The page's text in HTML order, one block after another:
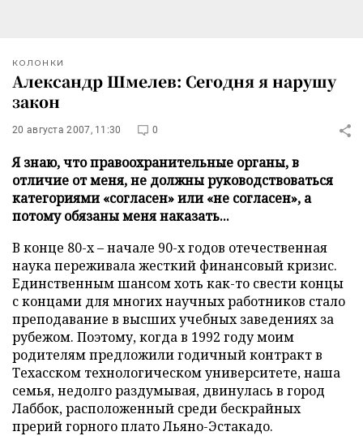
КОЛОНКИ
Александр Шмелев: Сегодня я нарушу
закон
20 августа 2007, 11:30 0
Я знаю, что правоохранительные органы, в
отличие от меня, не должны руководствоваться
категориями «согласен» или «не согласен», а
потому обязаны меня наказать...
В конце 80-х – начале 90-х годов отечественная
наука переживала жесткий финансовый кризис.
Единственным шансом хоть как-то свести концы
с концами для многих научных работников стало
преподавание в высших учебных заведениях за
рубежом. Поэтому, когда в 1992 году моим
родителям предложили годичный контракт в
Техасском технологическом университете, наша
семья, недолго раздумывая, двинулась в город
Лаббок, расположенный среди бескрайных
прерий горного плато Льяно-Эстакадо.